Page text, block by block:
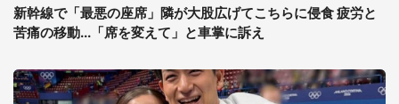
新幹線で「最悪の座席」隣が大股広げてこちらに侵食 疲労と
苦痛の移動...「席を変えて」と車掌に訴え